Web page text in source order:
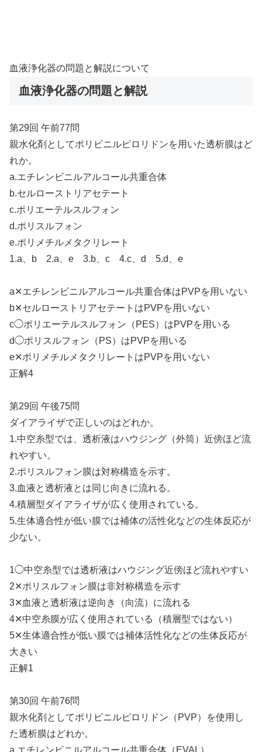
血液浄化器の問題と解説について
血液浄化器の問題と解説
第29回 午前77問
親水化剤としてポリビニルピロリドンを用いた透析膜はど
れか。
a.エチレンビニルアルコール共重合体
b.セルローストリアセテート
c.ポリエーテルスルフォン
d.ポリスルフォン
e.ポリメチルメタクリレート
1.a、b 2.a、e 3.b、c 4.c、d 5.d、e
a✕エチレンビニルアルコール共重合体はPVPを用いない
b✕セルローストリアセテートはPVPを用いない
c◯ポリエーテルスルフォン（PES）はPVPを用いる
d◯ポリスルフォン（PS）はPVPを用いる
e✕ポリメチルメタクリレートはPVPを用いない
正解4
第29回 午後75問
ダイアライザで正しいのはどれか。
1.中空糸型では、透析液はハウジング（外筒）近傍ほど流
れやすい。
2.ポリスルフォン膜は対称構造を示す。
3.血液と透析液とは同じ向きに流れる。
4.積層型ダイアライザが広く使用されている。
5.生体適合性が低い膜では補体の活性化などの生体反応が
少ない。
1◯中空糸型では透析液はハウジング近傍ほど流れやすい
2✕ポリスルフォン膜は非対称構造を示す
3✕血液と透析液は逆向き（向流）に流れる
4✕中空糸膜が広く使用されている（積層型ではない）
5✕生体適合性が低い膜では補体活性化などの生体反応が
大きい
正解1
第30回 午前76問
親水化剤としてポリビニルピロリドン（PVP）を使用し
た透析膜はどれか。
a.エチレンビニルアルコール共重合体（EVAL）